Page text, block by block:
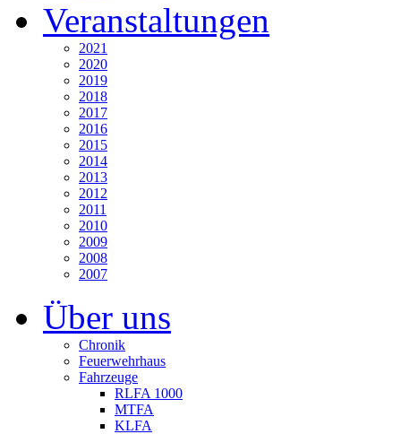
Veranstaltungen
2021
2020
2019
2018
2017
2016
2015
2014
2013
2012
2011
2010
2009
2008
2007
Über uns
Chronik
Feuerwehrhaus
Fahrzeuge
RLFA 1000
MTFA
KLFA